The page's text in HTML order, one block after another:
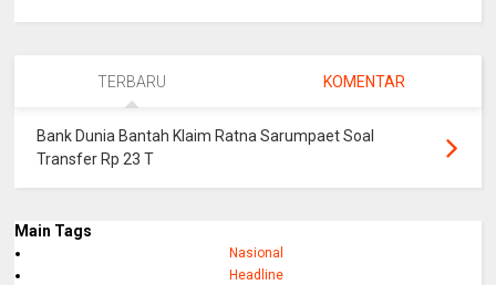
TERBARU KOMENTAR
Bank Dunia Bantah Klaim Ratna Sarumpaet Soal
Transfer Rp 23 T
Main Tags
Nasional
Headline